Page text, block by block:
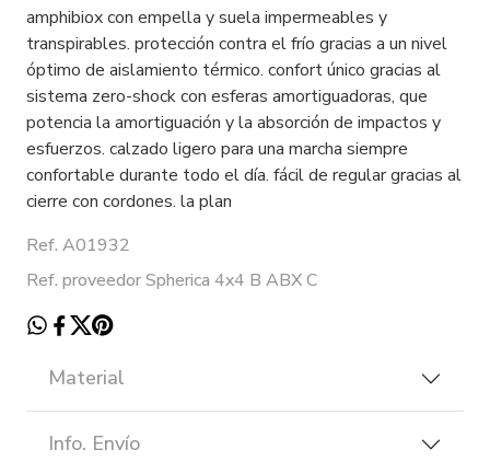
amphibiox con empella y suela impermeables y
transpirables. protección contra el frío gracias a un nivel
óptimo de aislamiento térmico. confort único gracias al
sistema zero-shock con esferas amortiguadoras, que
potencia la amortiguación y la absorción de impactos y
esfuerzos. calzado ligero para una marcha siempre
confortable durante todo el día. fácil de regular gracias al
cierre con cordones. la plan
Ref. A01932
Ref. proveedor Spherica 4x4 B ABX C
Material
Info. Envío